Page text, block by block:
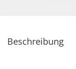
Beschreibung